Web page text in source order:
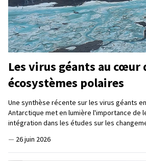
Les virus géants au cœur
écosystèmes polaires
Une synthèse récente sur les virus géants
Antarctique met en lumière l'importance de
intégration dans les études sur les
— 26 juin 2026